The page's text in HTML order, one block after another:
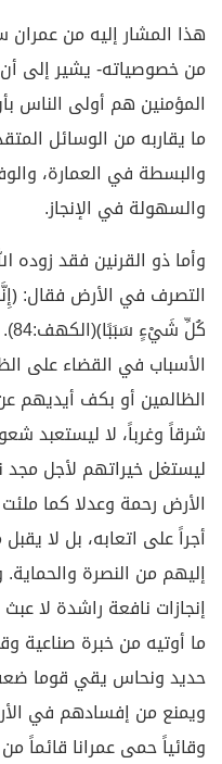
هذا المشار إليه من
من خصوصياته- يشير إلى أن
المؤمنين هم أولى الناس
ما يقاربه من الوسائل
والبسطة في العمارة،
والسهولة في الإنجاز.
وأما ذو القرنين فقد زوده
التصرف في الأرض فقال:
الأسباب في القضاء على
الظالمين أو بكف أيديهم
شرقاً وغرباً، لا ليستعبد
ليستغل خيراتهم لأجل مجد
الأرض رحمة وعدلا كما
أجراً على اتعابه، بل لا
إليهم من النصرة والحماية.
إنجازات نافعة راشدة لا
ما أوتيه من خبرة صناعية
حديد ونحاس يقي قوما
ويمنع من إفسادهم في
وقائياً حمى عمرانا قائماً